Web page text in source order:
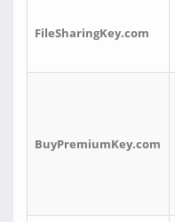
FileSharingKey.com
BuyPremiumKey.com